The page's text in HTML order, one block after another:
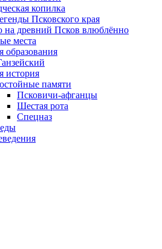
копилка
Псковского края
древний Псков влюблённо
места
образования
история
памяти
Псковичи-афганцы
Шестая рота
Спецназ